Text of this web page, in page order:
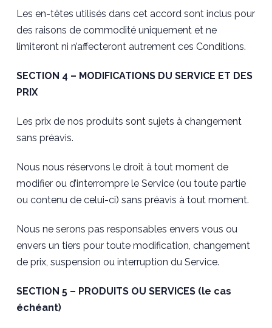
Les en-têtes utilisés dans cet accord sont inclus pour
des raisons de commodité uniquement et ne
limiteront ni n’affecteront autrement ces Conditions.
SECTION 4 – MODIFICATIONS DU SERVICE ET DES
PRIX
Les prix de nos produits sont sujets à changement
sans préavis.
Nous nous réservons le droit à tout moment de
modifier ou d’interrompre le Service (ou toute partie
ou contenu de celui-ci) sans préavis à tout moment.
Nous ne serons pas responsables envers vous ou
envers un tiers pour toute modification, changement
de prix, suspension ou interruption du Service.
SECTION 5 – PRODUITS OU SERVICES (le cas
échéant)